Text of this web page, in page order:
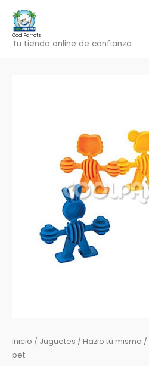
contenido
Cool Parrots
Tu tienda online de confianza
Inicio / Juguetes / Hazlo tú mismo /
pet